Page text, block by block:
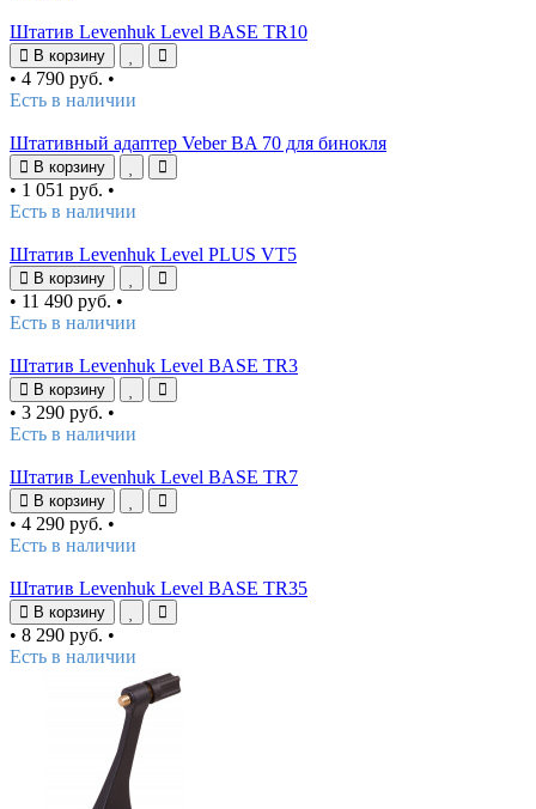
Штатив Levenhuk Level BASE TR10
В корзину
• 4 790 руб. •
Есть в наличии
Штативный адаптер Veber BA 70 для бинокля
В корзину
• 1 051 руб. •
Есть в наличии
Штатив Levenhuk Level PLUS VT5
В корзину
• 11 490 руб. •
Есть в наличии
Штатив Levenhuk Level BASE TR3
В корзину
• 3 290 руб. •
Есть в наличии
Штатив Levenhuk Level BASE TR7
В корзину
• 4 290 руб. •
Есть в наличии
Штатив Levenhuk Level BASE TR35
В корзину
• 8 290 руб. •
Есть в наличии